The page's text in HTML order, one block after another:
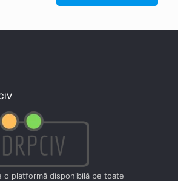
o platformă disponibilă pe toate